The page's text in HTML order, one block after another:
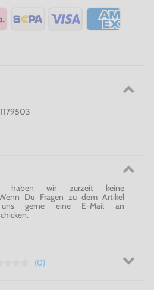
1179503
haben wir zurzeit keine
Du Fragen zu dem Artikel
gerne eine E-Mail an
(0)